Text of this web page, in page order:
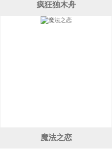
疯狂独木舟
魔法之恋